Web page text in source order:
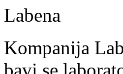
Labena
Kompanija